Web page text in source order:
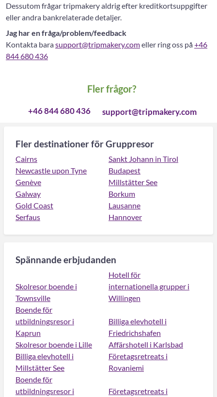
Dessutom frågar tripmakery aldrig efter kreditkortsuppgifter
eller andra bankrelaterade detaljer.
Jag har en fråga/problem/feedback
Kontakta barasupport@tripmakery.comeller ring oss på+46
844 680 436
Fler frågor?
+46 844 680 436 support@tripmakery.com
Fler destinationer för Gruppresor
Cairns
Sankt Johann in Tirol
Newcastle upon Tyne
Budapest
Genève
Millstätter See
Galway
Borkum
Gold Coast
Lausanne
Serfaus
Hannover
Spännande erbjudanden
Skolresor boende i
Townsville
Hotell för
internationella grupper i
Willingen
Boende för
utbildningsresor i
Kaprun
Billiga elevhotell i
Friedrichshafen
Skolresor boende i Lille
Affärshotell i Karlsbad
Billiga elevhotell i
Millstätter See
Företagsretreats i
Rovaniemi
Boende för
utbildningsresor i
Företagsretreats i